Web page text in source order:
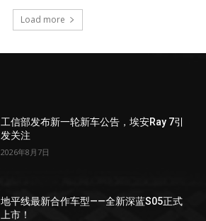
Load more
工信部发布新一轮新车公告，埃安Ray 7引
发关注
2026年8月7日
地平线最新合作车型——全新深蓝S05正式
上市！